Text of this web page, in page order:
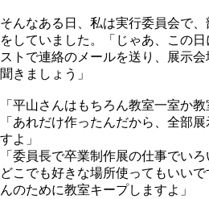
そんなある日、私は実行委員会で
をしていました。「じゃあ、この
ストで連絡のメールを送り、展示
聞きましょう」
「平山さんはもちろん教室一室か
「あれだけ作ったんだから、全部
すよ」
「委員長で卒業制作展の仕事でい
どこでも好きな場所使ってもいい
んのために教室キープしますよ」